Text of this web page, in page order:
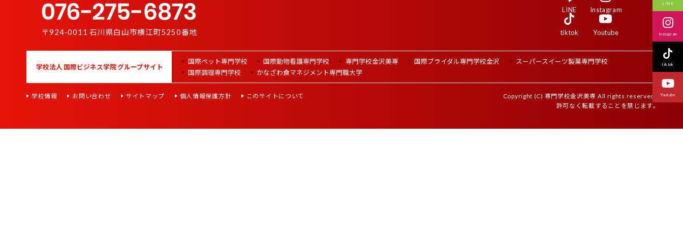
LINE
Instagram
tiktok
Youtube
〒924-0011 石川県白山市横江町5250番地
LINE Instagram
tiktok Youtube
学校法人 国際ビジネス学院 グループサイト
国際ペット専門学校 国際動物看護専門学校 専門学校金沢美専 国際ブライダル専門学校金沢 スーパースイーツ製菓専門学校
国際調理専門学校
かなざわ食マネジメント専門職大学
学校情報 お問い合わせ サイトマップ 個人情報保護方針 このサイトについて
Copyright (C) 専門学校金沢美専 All rights reserved.
許可なく転載することを禁じます。